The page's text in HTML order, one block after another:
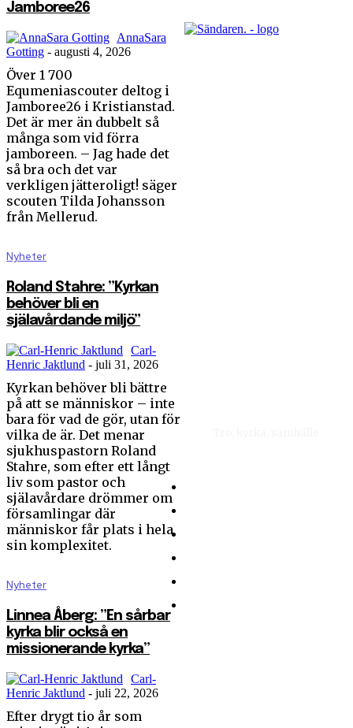
Jamboree26
AnnaSara
Gotting - augusti 4, 2026
Över 1 700
Equmeniascouter deltog i
Jamboree26 i Kristianstad.
Det är mer än dubbelt så
många som vid förra
jamboreen. – Jag hade det
så bra och det var
verkligen jätteroligt! säger
scouten Tilda Johansson
från Mellerud.
Nyheter
Roland Stahre: ”Kyrkan
behöver bli en
själavårdande miljö”
Carl-
Henric Jaktlund - juli 31, 2026
Kyrkan behöver bli bättre
på att se människor – inte
bara för vad de gör, utan för
vilka de är. Det menar
sjukhuspastorn Roland
Stahre, som efter ett långt
liv som pastor och
själavårdare drömmer om
församlingar där
människor får plats i hela
sin komplexitet.
Nyheter
Linnea Åberg: ”En sårbar
kyrka blir också en
missionerande kyrka”
Carl-
Henric Jaktlund - juli 22, 2026
Efter drygt tio år som